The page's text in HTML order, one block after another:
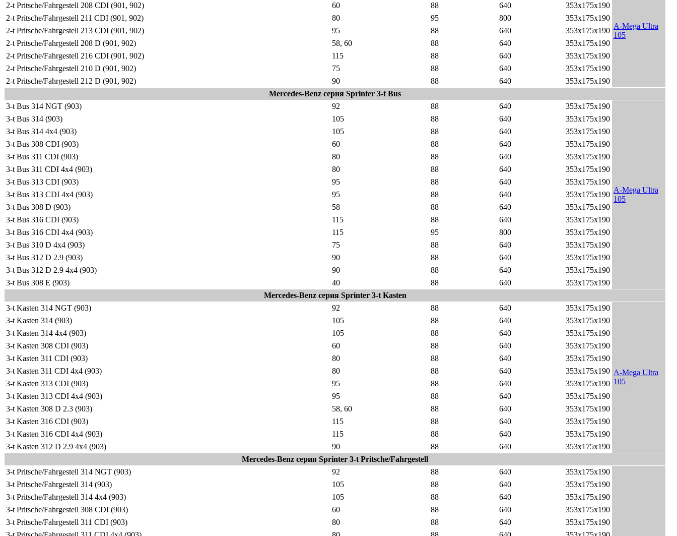
A-Mega Ultra
105
2-t Pritsche/Fahrgestell 208 CDI (901, 902)
60 88 640
353x175x190
2-t Pritsche/Fahrgestell 211 CDI (901, 902)
80 95 800
353x175x190
2-t Pritsche/Fahrgestell 213 CDI (901, 902)
95 88 640
353x175x190
2-t Pritsche/Fahrgestell 208 D (901, 902)
58, 60 88 640
353x175x190
2-t Pritsche/Fahrgestell 216 CDI (901, 902)
115 88 640
353x175x190
2-t Pritsche/Fahrgestell 210 D (901, 902)
75 88 640
353x175x190
2-t Pritsche/Fahrgestell 212 D (901, 902)
90 88 640
353x175x190
Mercedes-Benz серия Sprinter 3-t Bus
3-t Bus 314 NGT (903)
92 88 640 353x175x190
A-Mega Ultra
105
3-t Bus 314 (903) 105 88 640
353x175x190
3-t Bus 314 4x4 (903)
105 88 640
353x175x190
3-t Bus 308 CDI (903)
60 88 640
353x175x190
3-t Bus 311 CDI (903)
80 88 640
353x175x190
3-t Bus 311 CDI 4x4 (903)
80 88 640
353x175x190
3-t Bus 313 CDI (903)
95 88 640
353x175x190
3-t Bus 313 CDI 4x4 (903)
95 88 640
353x175x190
3-t Bus 308 D (903)
58 88 640
353x175x190
3-t Bus 316 CDI (903)
115 88 640
353x175x190
3-t Bus 316 CDI 4x4 (903)
115 95 800
353x175x190
3-t Bus 310 D 4x4 (903)
75 88 640
353x175x190
3-t Bus 312 D 2.9 (903)
90 88 640
353x175x190
3-t Bus 312 D 2.9 4x4 (903)
90 88 640
353x175x190
3-t Bus 308 E (903)
40 88 640
353x175x190
Mercedes-Benz серия Sprinter 3-t Kasten
3-t Kasten 314 NGT (903)
92 88 640 353x175x190
A-Mega Ultra
105
3-t Kasten 314 (903) 105 88 640
353x175x190
3-t Kasten 314 4x4 (903)
105 88 640
353x175x190
3-t Kasten 308 CDI (903)
60 88 640
353x175x190
3-t Kasten 311 CDI (903)
80 88 640
353x175x190
3-t Kasten 311 CDI 4x4 (903)
80 88 640
353x175x190
3-t Kasten 313 CDI (903)
95 88 640
353x175x190
3-t Kasten 313 CDI 4x4 (903)
95 88 640
353x175x190
3-t Kasten 308 D 2.3 (903)
58, 60 88 640
353x175x190
3-t Kasten 316 CDI (903)
115 88 640
353x175x190
3-t Kasten 316 CDI 4x4 (903)
115 88 640
353x175x190
3-t Kasten 312 D 2.9 4x4 (903)
90 88 640
353x175x190
Mercedes-Benz серия Sprinter 3-t Pritsche/Fahrgestell
3-t Pritsche/Fahrgestell 314 NGT (903)
92 88 640
353x175x190
3-t Pritsche/Fahrgestell 314 (903)
105 88 640
353x175x190
3-t Pritsche/Fahrgestell 314 4x4 (903)
105 88 640
353x175x190
3-t Pritsche/Fahrgestell 308 CDI (903)
60 88 640
353x175x190
3-t Pritsche/Fahrgestell 311 CDI (903)
80 88 640
353x175x190